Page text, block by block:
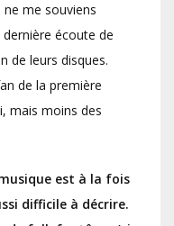
me souviens
écoute de
de leurs disques.
de la première
mais moins des
est à la fois
difficile à décrire.